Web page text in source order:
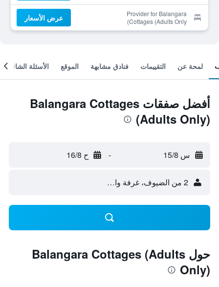
Provider for Balangara
Cottages (Adults Only)
عرض الأسعار
لمحة عن التقييمات فنادق مشابهة الموقع الأسئلة الشائعة
أفضل صفقات Balangara Cottages
(Adults Only)
س 15/8 - ح 16/8
2 من الضيوف، غرفة واحدة
حول Balangara Cottages (Adults
Only)